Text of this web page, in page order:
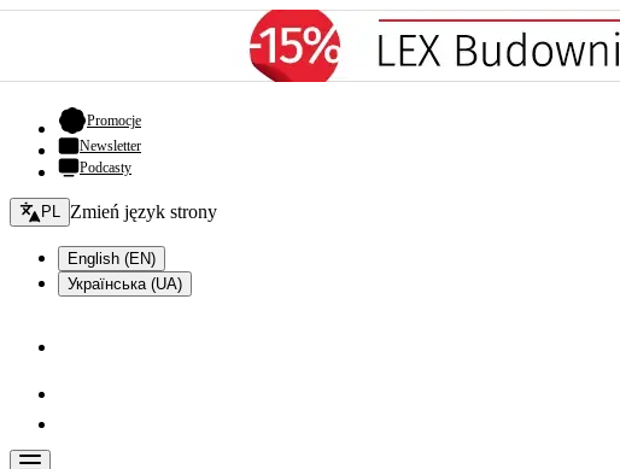
Promocje- otwiera się w nowej karcie
Newsletter
Podcasty
Zmień język - bieżący:
PL Zmień język strony
English (EN)
Українська (UA)